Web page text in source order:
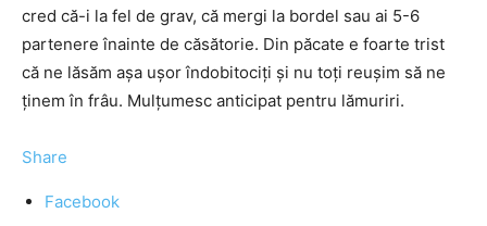
cred că-i la fel de grav, că mergi la bordel sau ai 5-6
partenere înainte de căsătorie. Din păcate e foarte trist
că ne lăsăm aşa uşor îndobitociţi şi nu toţi reuşim să ne
ţinem în frâu. Mulţumesc anticipat pentru lămuriri.
Share
Facebook